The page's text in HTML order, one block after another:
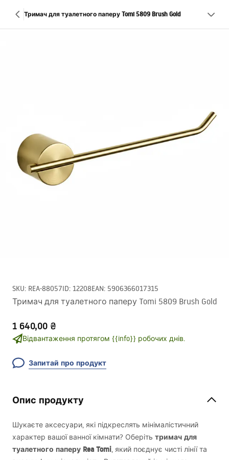
Тримач для туалетного паперу Tomi 5809 Brush Gold
SKU: REA-88057ID: 12208EAN: 5906366017315
Тримач для туалетного паперу Tomi 5809 Brush Gold
1 640,00 ₴
Відвантаження протягом {{info}} робочих днів.
Запитай про продукт
Опис продукту
Шукаєте аксесуари, які підкреслять мінімалістичний
характер вашої ванної кімнати? Оберіть тримач для
туалетного паперу Rea Tomi, який поєднує чисті лінії та